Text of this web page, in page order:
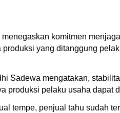
menegaskan komitmen
yang ditanggung
Sadewa mengatakan,
produksi pelaku usaha
tempe, penjual tahu sudah